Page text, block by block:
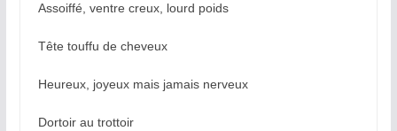
Assoiffé, ventre creux, lourd poids
Tête touffu de cheveux
Heureux, joyeux mais jamais nerveux
Dortoir au trottoir